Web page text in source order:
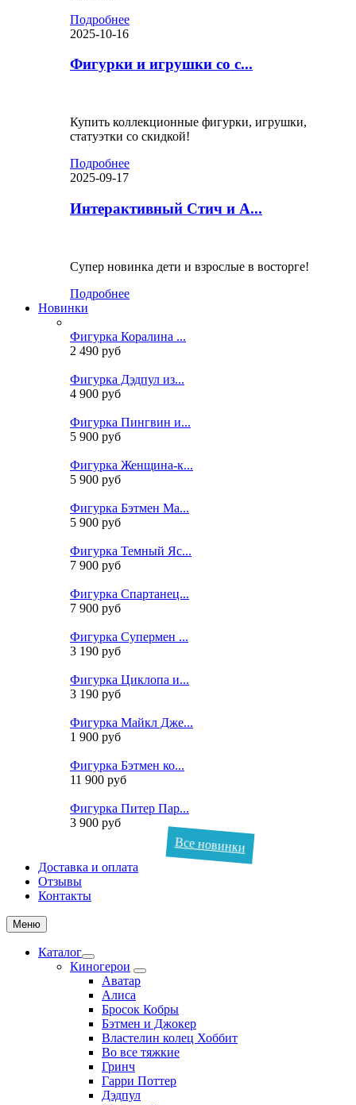
Подробнее
2025-10-16
Фигурки и игрушки со с...
Купить коллекционные фигурки, игрушки,
статуэтки со скидкой!
Подробнее
2025-09-17
Интерактивный Стич и А...
Супер новинка дети и взрослые в восторге!
Подробнее
Новинки
Фигурка Коралина ...
2 490 руб
Фигурка Дэдпул из...
4 900 руб
Фигурка Пингвин и...
5 900 руб
Фигурка Женщина-к...
5 900 руб
Фигурка Бэтмен Ма...
5 900 руб
Фигурка Темный Яс...
7 900 руб
Фигурка Спартанец...
7 900 руб
Фигурка Супермен ...
3 190 руб
Фигурка Циклопа и...
3 190 руб
Фигурка Майкл Дже...
1 900 руб
Фигурка Бэтмен ко...
11 900 руб
Фигурка Питер Пар...
3 900 руб
Все новинки
Доставка и оплата
Отзывы
Контакты
Меню
Каталог
Киногерои
Аватар
Алиса
Бросок Кобры
Бэтмен и Джокер
Властелин колец Хоббит
Во все тяжкие
Гринч
Гарри Поттер
Дэдпул